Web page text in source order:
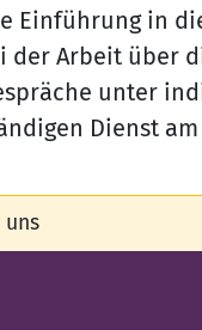
in
der Arbeit über
unter
Dienst am
uns